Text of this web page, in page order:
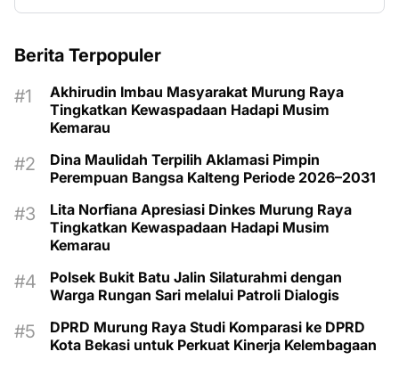
Berita Terpopuler
Akhirudin Imbau Masyarakat Murung Raya
Tingkatkan Kewaspadaan Hadapi Musim
Kemarau
Dina Maulidah Terpilih Aklamasi Pimpin
Perempuan Bangsa Kalteng Periode 2026–2031
Lita Norfiana Apresiasi Dinkes Murung Raya
Tingkatkan Kewaspadaan Hadapi Musim
Kemarau
Polsek Bukit Batu Jalin Silaturahmi dengan
Warga Rungan Sari melalui Patroli Dialogis
DPRD Murung Raya Studi Komparasi ke DPRD
Kota Bekasi untuk Perkuat Kinerja Kelembagaan